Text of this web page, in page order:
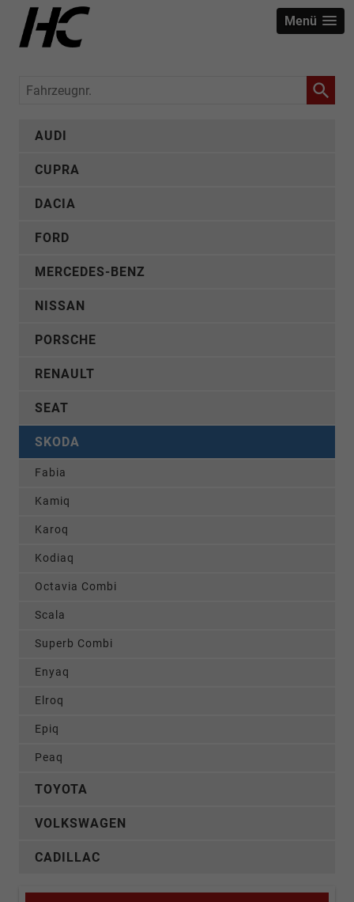
Menü
Fahrzeugnr.
AUDI
CUPRA
DACIA
FORD
MERCEDES-BENZ
NISSAN
PORSCHE
RENAULT
SEAT
SKODA
Fabia
Kamiq
Karoq
Kodiaq
Octavia Combi
Scala
Superb Combi
Enyaq
Elroq
Epiq
Peaq
TOYOTA
VOLKSWAGEN
CADILLAC